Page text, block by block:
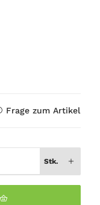
Frage zum Artikel
Stk.